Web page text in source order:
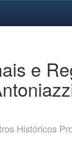
e
Históricos